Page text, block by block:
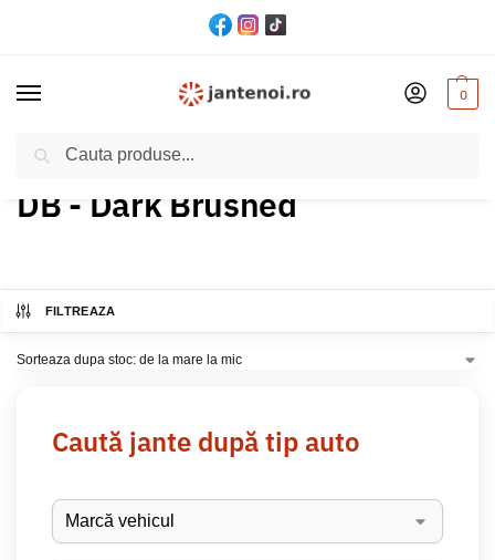
0
Acasă Produs Culoare / DB - Dark Brushed
DB - Dark Brushed
FILTREAZA
Caută jante după tip auto